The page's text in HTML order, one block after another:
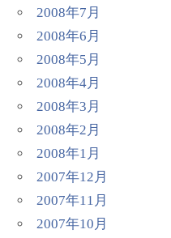
2008年7月
2008年6月
2008年5月
2008年4月
2008年3月
2008年2月
2008年1月
2007年12月
2007年11月
2007年10月